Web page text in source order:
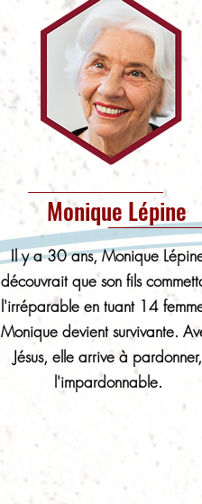
Monique Lépine
Il y a 30 ans, Monique
découvrait que son fils
l'irréparable en tuant 14
Monique devient survivante.
Jésus, elle arrive à pardonner,
l'impardonnable.